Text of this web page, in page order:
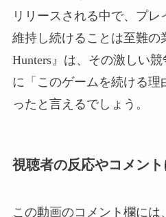
リリースされる中で、プレ
維持し続けることは至難の
Hunters』は、その激しい
に「このゲームを続ける理
ったと言えるでしょう。
視聴者の反応やコメン
この動画のコメント欄には